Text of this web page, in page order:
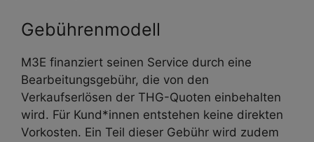
Gebührenmodell
M3E finanziert seinen Service durch eine
Bearbeitungsgebühr, die von den
Verkaufserlösen der THG-Quoten einbehalten
wird. Für Kund*innen entstehen keine direkten
Vorkosten. Ein Teil dieser Gebühr wird zudem